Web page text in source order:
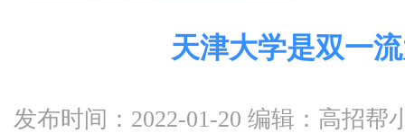
天津大学是双一
发布时间：2022-01-20 编辑：高招帮